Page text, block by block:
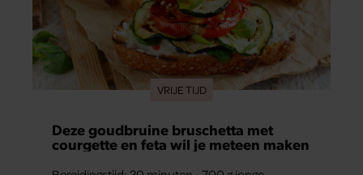
VRIJE TIJD
Deze goudbruine bruschetta met
courgette en feta wil je meteen maken